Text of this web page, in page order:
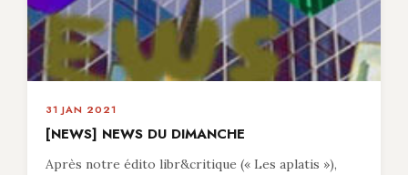
31 JAN 2021
[NEWS] NEWS DU DIMANCHE
Après notre édito libr&critique (« Les aplatis »),